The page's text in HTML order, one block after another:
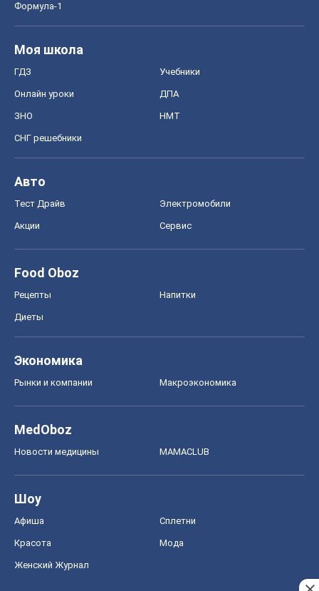
Формула-1
Моя школа
ГДЗ Учебники
Онлайн уроки ДПА
ЗНО НМТ
СНГ решебники
Авто
Тест Драйв Электромобили
Акции Сервис
Food Oboz
Рецепты Напитки
Диеты
Экономика
Рынки и компании Mакроэкономика
MedOboz
Новости медицины MAMACLUB
Шоу
Афиша Сплетни
Красота Мода
Женский Журнал